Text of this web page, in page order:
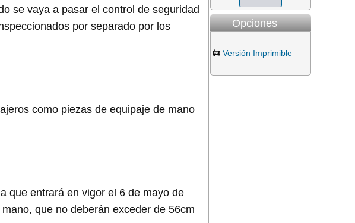
se vaya a pasar el control de seguridad
por separado por los
como piezas de equipaje de mano
que entrará en vigor el 6 de mayo de
que no deberán exceder de 56cm
Opciones
🖨️ Versión Imprimible